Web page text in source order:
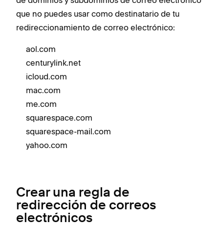
que no puedes usar como destinatario de tu
redireccionamiento de correo electrónico:
aol.com
centurylink.net
icloud.com
mac.com
me.com
squarespace.com
squarespace-mail.com
yahoo.com
Crear una regla de
redirección de correos
electrónicos